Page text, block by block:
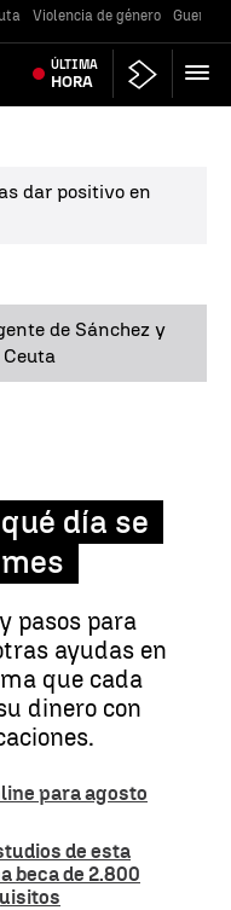
Violencia de género Guerra
ÚLTIMA
HORA
dar positivo en
de Sánchez y
día se
pasos para
ayudas en
que cada
dinero con
para agosto
de esta
beca de 2.800